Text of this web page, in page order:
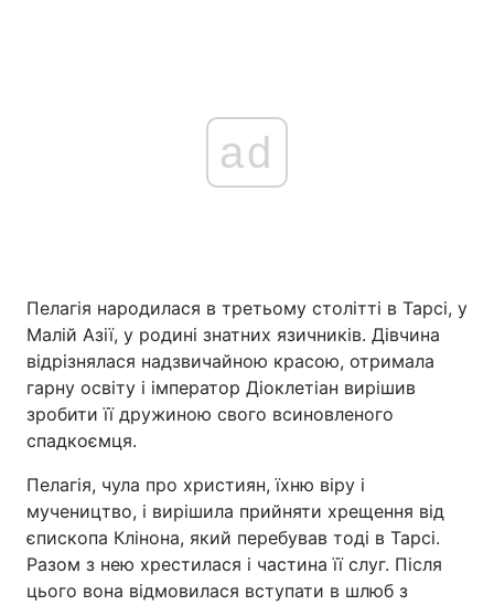
ad
Пелагія народилася в третьому столітті в Тарсі, у
Малій Азії, у родині знатних язичників. Дівчина
відрізнялася надзвичайною красою, отримала
гарну освіту і імператор Діоклетіан вирішив
зробити її дружиною свого всиновленого
спадкоємця.
Пелагія, чула про християн, їхню віру і
мучеництво, і вирішила прийняти хрещення від
єпископа Клінона, який перебував тоді в Тарсі.
Разом з нею хрестилася і частина її слуг. Після
цього вона відмовилася вступати в шлюб з